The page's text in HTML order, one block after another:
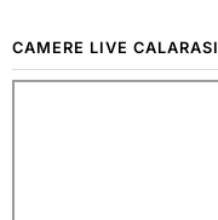
CAMERE LIVE CALARASI